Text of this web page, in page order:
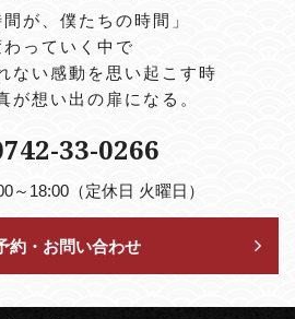
間が、僕たちの時間」
わっていく中で
ない感動を思い起こす時
が想い出の扉になる。
33-0266
～18:00（定休日 火曜日）
約・お問い合わせ